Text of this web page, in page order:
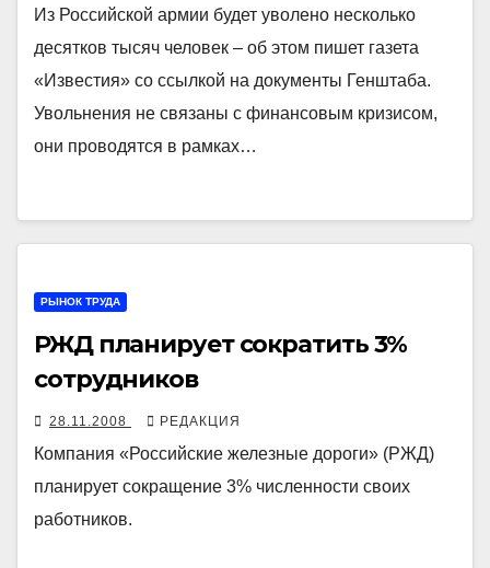
Из Российской армии будет уволено несколько
десятков тысяч человек – об этом пишет газета
«Известия» со ссылкой на документы Генштаба.
Увольнения не связаны с финансовым кризисом,
они проводятся в рамках…
РЫНОК ТРУДА
РЖД планирует сократить 3%
сотрудников
28.11.2008 РЕДАКЦИЯ
Компания «Российские железные дороги» (РЖД)
планирует сокращение 3% численности своих
работников.